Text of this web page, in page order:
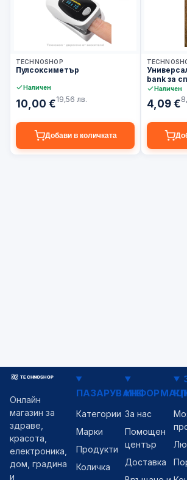
3–5 дни
TECHNOSHOP
Пулсоксиметър
Наличен
10,00 €19,56 лв.
Добави в количката
3–5 дни
bank за
1200mah
Наличен
4,09 €
Онлайн
магазин за
здраве,
красота,
електроника,
дом, градина
и
ПАЗАРУВАНЕ
Категории
Марки
Продукти
Количка
За нас
Помощен
център
Доставка